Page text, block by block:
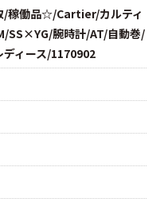
/稼働品☆/Cartier/カルティ
SS×YG/腕時計/AT/自動巻/
ィース/1170902